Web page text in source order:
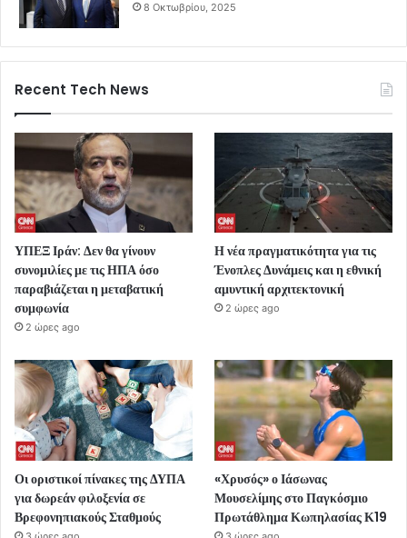
8 Οκτωβρίου, 2025
Recent Tech News
ΥΠΕΞ Ιράν: Δεν θα γίνουν
συνομιλίες με τις ΗΠΑ όσο
παραβιάζεται η μεταβατική
συμφωνία
2 ώρες ago
Η νέα πραγματικότητα για τις
Ένοπλες Δυνάμεις και η εθνική
αμυντική αρχιτεκτονική
2 ώρες ago
Οι οριστικοί πίνακες της ΔΥΠΑ
για δωρεάν φιλοξενία σε
Βρεφονηπιακούς Σταθμούς
«Χρυσός» ο Ιάσωνας
Μουσελίμης στο Παγκόσμιο
Πρωτάθλημα Κωπηλασίας Κ19